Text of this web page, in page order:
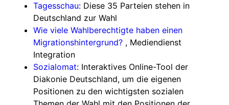
Tagesschau: Diese 35 Parteien stehen in
Deutschland zur Wahl
Wie viele Wahlberechtigte haben einen
Migrationshintergrund? , Mediendienst
Integration
Sozialomat: Interaktives Online-Tool der
Diakonie Deutschland, um die eigenen
Positionen zu den wichtigsten sozialen